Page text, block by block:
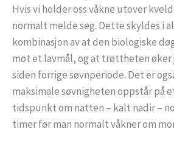
Hvis vi holder oss våkne utover
normalt melde seg. Dette skyldes i
kombinasjon av at den biologiske
mot et lavmål, og at trøttheten
siden forrige søvnperiode. Det er
maksimale søvnigheten oppstår på
tidspunkt om natten – kalt nadir –
timer før man normalt våkner om